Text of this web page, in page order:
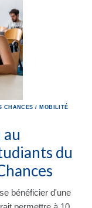
CHANCES / MOBILITÉ
du
bénéficier d'une